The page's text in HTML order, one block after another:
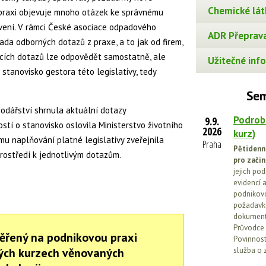
objevuje mnoho otázek ke správnému
V rámci České asociace odpadového
odborných dotazů z praxe, a to jak od firem,
dotazů lze odpovědět samostatně, ale
gestora této legislativy, tedy
shrnula aktuální dotazy
o stanovisko oslovila Ministerstvo životního
naplňování platné legislativy zveřejnila
k jednotlivým dotazům.
na podnikovou praxi
kurzech věnovaných
Chemické
ADR
Užitečné info
9.9.
2026
Praha
kurz)
pro
jejich
evidencí
služba o